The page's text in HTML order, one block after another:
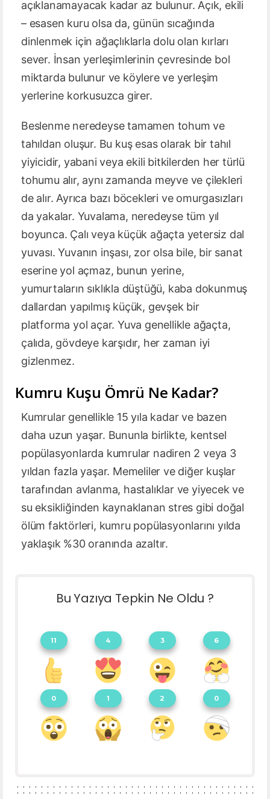
açıklanamayacak kadar az bulunur. Açık, ekili
– esasen kuru olsa da, günün sıcağında
dinlenmek için ağaçlıklarla dolu olan kırları
sever. İnsan yerleşimlerinin çevresinde bol
miktarda bulunur ve köylere ve yerleşim
yerlerine korkusuzca girer.
Beslenme neredeyse tamamen tohum ve
tahıldan oluşur. Bu kuş esas olarak bir tahıl
yiyicidir, yabani veya ekili bitkilerden her türlü
tohumu alır, aynı zamanda meyve ve çilekleri
de alır. Ayrıca bazı böcekleri ve omurgasızları
da yakalar. Yuvalama, neredeyse tüm yıl
boyunca. Çalı veya küçük ağaçta yetersiz dal
yuvası. Yuvanın inşası, zor olsa bile, bir sanat
eserine yol açmaz, bunun yerine,
yumurtaların sıklıkla düştüğü, kaba dokunmuş
dallardan yapılmış küçük, gevşek bir
platforma yol açar. Yuva genellikle ağaçta,
çalıda, gövdeye karşıdır, her zaman iyi
gizlenmez.
Kumru Kuşu Ömrü Ne Kadar?
Kumrular genellikle 15 yıla kadar ve bazen
daha uzun yaşar. Bununla birlikte, kentsel
popülasyonlarda kumrular nadiren 2 veya 3
yıldan fazla yaşar. Memeliler ve diğer kuşlar
tarafından avlanma, hastalıklar ve yiyecek ve
su eksikliğinden kaynaklanan stres gibi doğal
ölüm faktörleri, kumru popülasyonlarını yılda
yaklaşık %30 oranında azaltır.
Bu Yazıya Tepkin Ne Oldu ?
11 4 3 6
0 1 2 0